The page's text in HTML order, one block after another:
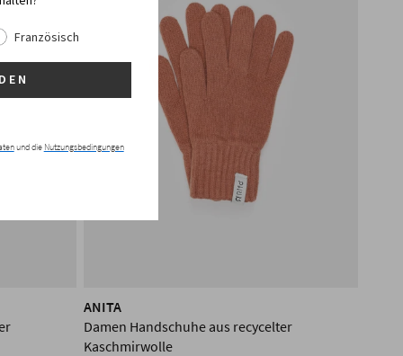
ANITA
Damen Handschuhe aus recycelter
Kaschmirwolle
Französisch
und die Nutzungsbedingungen